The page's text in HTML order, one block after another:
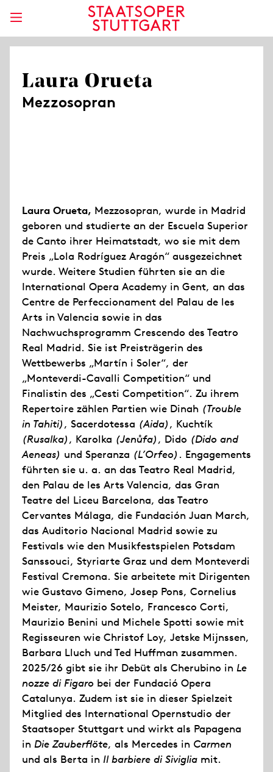
Laura Orueta
Mezzosopran
Laura Orueta, Mezzosopran, wurde in Madrid
geboren und studierte an der Escuela Superior
de Canto ihrer Heimatstadt, wo sie mit dem
Preis „Lola Rodríguez Aragón“ ausgezeichnet
wurde. Weitere Studien führten sie an die
International Opera Academy in Gent, an das
Centre de Perfeccionament del Palau de les
Arts in Valencia sowie in das
Nachwuchsprogramm Crescendo des Teatro
Real Madrid. Sie ist Preisträgerin des
Wettbewerbs „Martín i Soler“, der
„Monteverdi-Cavalli Competition“ und
Finalistin des „Cesti Competition“. Zu ihrem
Repertoire zählen Partien wie Dinah (Trouble
in Tahiti), Sacerdotessa (Aida), Kuchtík
(Rusalka), Karolka (Jenůfa), Dido (Dido and
Aeneas) und Speranza (L’Orfeo) . Engagements
führten sie u. a. an das Teatro Real Madrid,
den Palau de les Arts Valencia, das Gran
Teatre del Liceu Barcelona, das Teatro
Cervantes Málaga, die Fundación Juan March,
das Auditorio Nacional Madrid sowie zu
Festivals wie den Musikfestspielen Potsdam
Sanssouci, Styriarte Graz und dem Monteverdi
Festival Cremona. Sie arbeitete mit Dirigenten
wie Gustavo Gimeno, Josep Pons, Cornelius
Meister, Maurizio Sotelo, Francesco Corti,
Maurizio Benini und Michele Spotti sowie mit
Regisseuren wie Christof Loy, Jetske Mijnssen,
Barbara Lluch und Ted Huffman zusammen.
2025/26 gibt sie ihr Debüt als Cherubino in Le
nozze di Figaro bei der Fundació Opera
Catalunya. Zudem ist sie in dieser Spielzeit
Mitglied des International Opernstudio der
Staatsoper Stuttgart und wirkt als Papagena
in Die Zauberflöte, als Mercedes in Carmen
und als Berta in Il barbiere di Siviglia mit.